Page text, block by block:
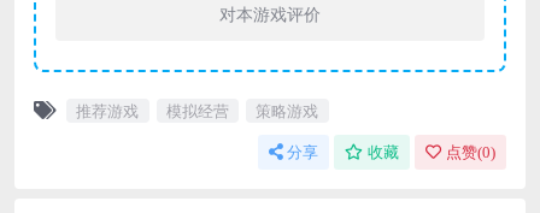
对本游戏评价
推荐游戏 模拟经营 策略游戏
分享 收藏 点赞(0)